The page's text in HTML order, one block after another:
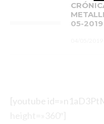
05-2019
[youtube